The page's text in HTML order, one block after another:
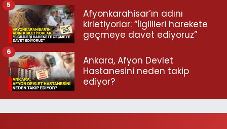
Afyonkarahisar’ın adını
kirletiyorlar: “İlgilileri harekete
geçmeye davet ediyoruz”
5
Ankara, Afyon Devlet
Hastanesini neden takip
ediyor?
6